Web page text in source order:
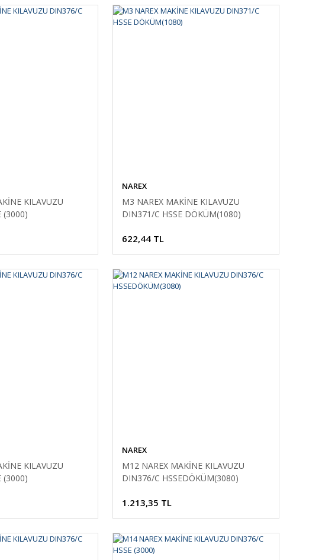
KILAVUZU
(3000)
NAREX
M3 NAREX MAKİNE KILAVUZU
DIN371/C HSSE DÖKÜM(1080)
622,44 TL
KILAVUZU
(3000)
NAREX
M12 NAREX MAKİNE KILAVUZU
DIN376/C HSSEDÖKÜM(3080)
1.213,35 TL